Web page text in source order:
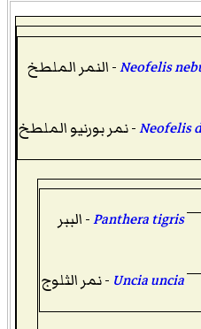
Neofelis- النمر الملطخ
Neofelis- نمر بورنيو الملطخ
Panthera tigris- الببر
Uncia uncia - نمر الثلوج